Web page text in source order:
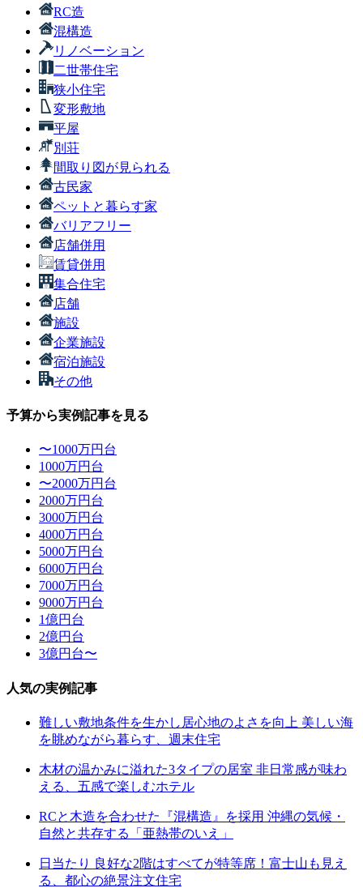
RC造
混構造
リノベーション
二世帯住宅
狭小住宅
変形敷地
平屋
別荘
間取り図が見られる
古民家
ペットと暮らす家
バリアフリー
店舗併用
賃貸併用
集合住宅
店舗
施設
企業施設
宿泊施設
その他
予算から実例記事を見る
〜1000万円台
1000万円台
〜2000万円台
2000万円台
3000万円台
4000万円台
5000万円台
6000万円台
7000万円台
9000万円台
1億円台
2億円台
3億円台〜
人気の実例記事
難しい敷地条件を生かし居心地のよさを向上 美しい海
を眺めながら暮らす、週末住宅
木材の温かみに溢れた3タイプの居室 非日常感が味わ
える、五感で楽しむホテル
RCと木造を合わせた『混構造』を採用 沖縄の気候・
自然と共存する「亜熱帯のいえ」
日当たり 良好な2階はすべてが特等席！富士山も見え
る、都心の絶景注文住宅